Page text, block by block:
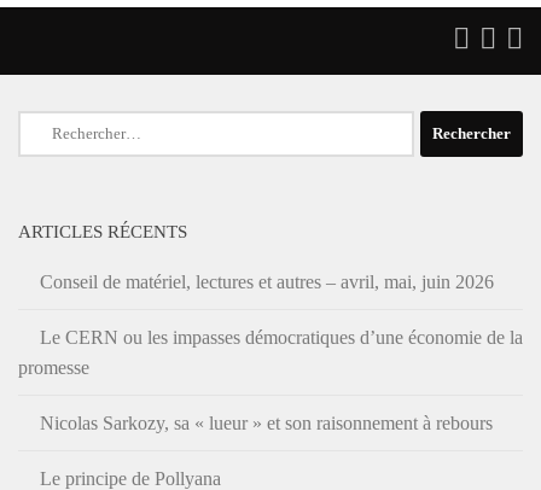
Rechercher :
ARTICLES RÉCENTS
Conseil de matériel, lectures et autres – avril, mai, juin 2026
Le CERN ou les impasses démocratiques d’une économie de la
promesse
Nicolas Sarkozy, sa « lueur » et son raisonnement à rebours
Le principe de Pollyana